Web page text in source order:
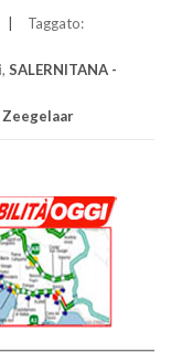
Taggato:
, SALERNITANA -
Zeegelaar